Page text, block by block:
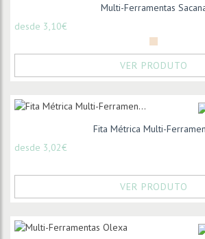
Multi-Ferramentas
desde 3,10€
VER PRODUTO
Fita Métrica Multi-
desde 3,02€
VER PRODUTO